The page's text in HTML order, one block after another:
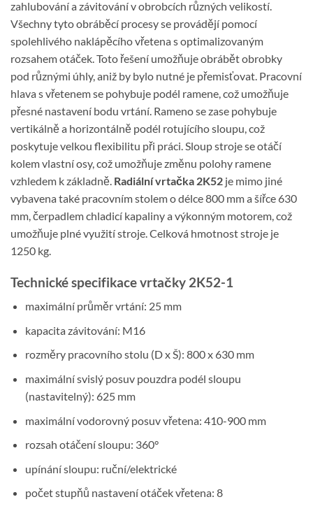
zahlubování a závitování v obrobcích různých velikostí.
Všechny tyto obráběcí procesy se provádějí pomocí
spolehlivého naklápěcího vřetena s optimalizovaným
rozsahem otáček. Toto řešení umožňuje obrábět obrobky
pod různými úhly, aniž by bylo nutné je přemisťovat. Pracovní
hlava s vřetenem se pohybuje podél ramene, což umožňuje
přesné nastavení bodu vrtání. Rameno se zase pohybuje
vertikálně a horizontálně podél rotujícího sloupu, což
poskytuje velkou flexibilitu při práci. Sloup stroje se otáčí
kolem vlastní osy, což umožňuje změnu polohy ramene
vzhledem k základně. Radiální vrtačka 2K52 je mimo jiné
vybavena také pracovním stolem o délce 800 mm a šířce 630
mm, čerpadlem chladicí kapaliny a výkonným motorem, což
umožňuje plné využití stroje. Celková hmotnost stroje je
1250 kg.
Technické specifikace vrtačky 2K52-1
maximální průměr vrtání: 25 mm
kapacita závitování: M16
rozměry pracovního stolu (D x Š): 800 x 630 mm
maximální svislý posuv pouzdra podél sloupu
(nastavitelný): 625 mm
maximální vodorovný posuv vřetena: 410-900 mm
rozsah otáčení sloupu: 360°
upínání sloupu: ruční/elektrické
počet stupňů nastavení otáček vřetena: 8